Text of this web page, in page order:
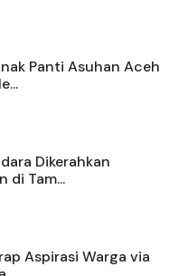
Panti Asuhan Aceh
Dikerahkan
di Tam...
Aspirasi Warga via